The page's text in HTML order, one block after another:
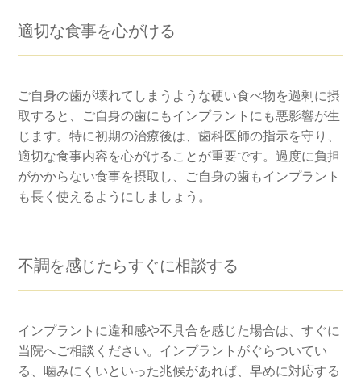
適切な食事を心がける
ご自身の歯が壊れてしまうような硬い食べ物を過剰に摂
取すると、ご自身の歯にもインプラントにも悪影響が生
じます。特に初期の治療後は、歯科医師の指示を守り、
適切な食事内容を心がけることが重要です。過度に負担
がかからない食事を摂取し、ご自身の歯もインプラント
も長く使えるようにしましょう。
不調を感じたらすぐに相談する
インプラントに違和感や不具合を感じた場合は、すぐに
当院へご相談ください。インプラントがぐらついてい
る、噛みにくいといった兆候があれば、早めに対応する